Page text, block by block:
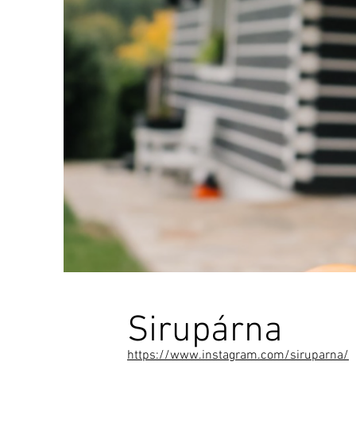
Sirupárna
https://www.instagram.com/siruparna/